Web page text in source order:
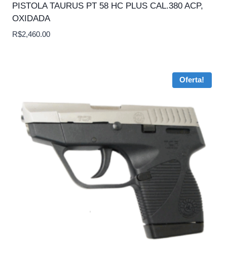
PISTOLA TAURUS PT 58 HC PLUS CAL.380 ACP,
OXIDADA
R$2,460.00
Oferta!